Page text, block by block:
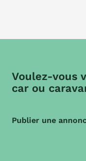
Voulez-vous
car ou
Publier une